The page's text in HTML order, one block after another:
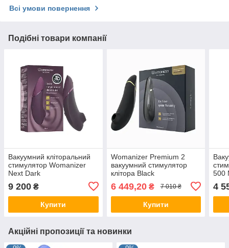
Всі умови повернення
Подібні товари компанії
Вакуумний кліторальний
стимулятор Womanizer
Next Dark
9 200 ₴
Купити
Womanizer Premium 2
вакуумний стимулятор
клітора Black
6 449,20₴ 7 010 ₴
Купити
500
4
Акційні пропозиції та новинки